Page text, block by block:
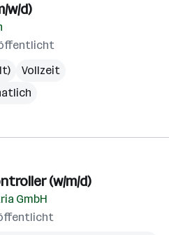
w/d)
Vollzeit
(w/m/d)
GmbH